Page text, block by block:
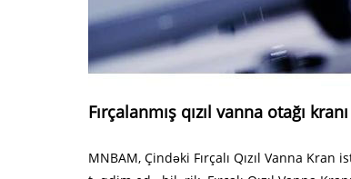
Fırçalanmış qızıl vanna otağı kranı
MNBAM, Çindəki Fırçalı Qızıl Vanna Kran